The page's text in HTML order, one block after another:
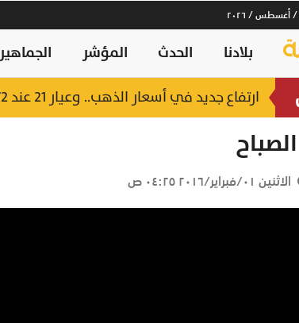
بلادنا الحدث المؤشر الجماهير
ارتفاع جديد في أسعار الذهب.. وعيار 21 عند 47.72 ريالًا
الاثنين ٠١/فبراير/٢٠١٦ ٠٤:٢٥ ص